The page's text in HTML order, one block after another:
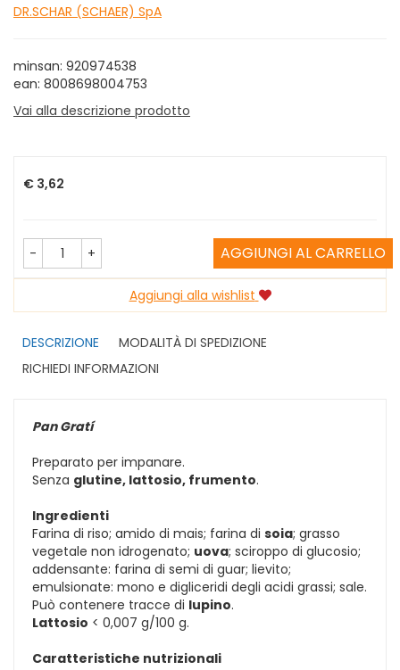
DR.SCHAR (SCHAER) SpA
minsan: 920974538
ean: 8008698004753
Vai alla descrizione prodotto
Prezzo
€ 3,62
- + AGGIUNGI AL CARRELLO
Aggiungi alla wishlist
DESCRIZIONE
MODALITÀ DI SPEDIZIONE
RICHIEDI INFORMAZIONI
Pan Gratí
Preparato per impanare.
Senza glutine, lattosio, frumento.
Ingredienti
Farina di riso; amido di mais; farina di soia; grasso
vegetale non idrogenato; uova; sciroppo di glucosio;
addensante: farina di semi di guar; lievito;
emulsionate: mono e digliceridi degli acidi grassi; sale.
Può contenere tracce di lupino.
Lattosio < 0,007 g/100 g.
Caratteristiche nutrizionali